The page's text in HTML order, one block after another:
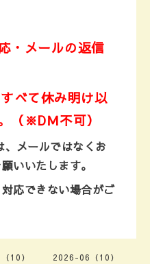
・メールの返信
べて休み明け以
（※DＭ不可）
、メールではなくお
いいたします。
応できない場合がご
10） 2026-06（10）